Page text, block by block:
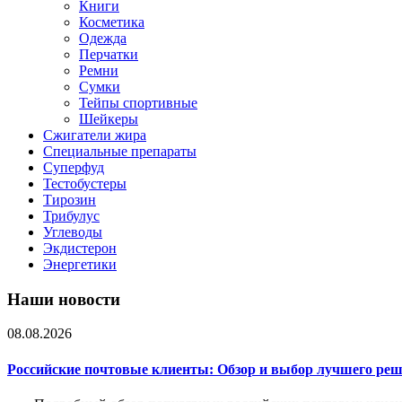
Книги
Косметика
Одежда
Перчатки
Ремни
Сумки
Тейпы спортивные
Шейкеры
Сжигатели жира
Специальные препараты
Суперфуд
Тестобустеры
Тирозин
Трибулус
Углеводы
Экдистерон
Энергетики
Наши новости
08.08.2026
Российские почтовые клиенты: Обзор и выбор лучшего